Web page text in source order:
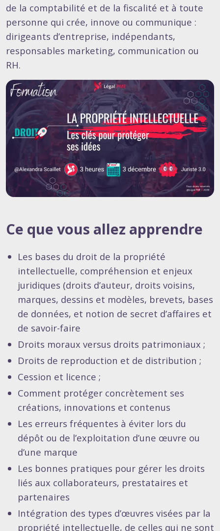
de la comptabilité et de la fiscalité et à toute
personne qui crée, innove ou communique :
dirigeants d’entreprise, indépendants,
responsables marketing, communication ou
RH.
Ce que vous allez apprendre
Les bases du droit de la propriété
intellectuelle, compréhension et enjeux
juridiques (droits d’auteur, droits voisins,
marques, dessins et modèles, brevets, bases
de données, et notion de secret d’affaires et
de savoir-faire
Droits moraux versus droits patrimoniaux ;
Droits de reproduction et de distribution ;
Cession et licence ;
Comment protéger concrètement ses
créations, innovations et contenus
Les erreurs fréquentes à éviter lors du
dépôt ou de l’exploitation d’une œuvre ou
d’une marque
Les bonnes pratiques pour gérer les droits
liés aux collaborateurs, prestataires et
partenaires
Intégration des types d’œuvres visées par la
propriété intellectuelle, de celles qui ne sont